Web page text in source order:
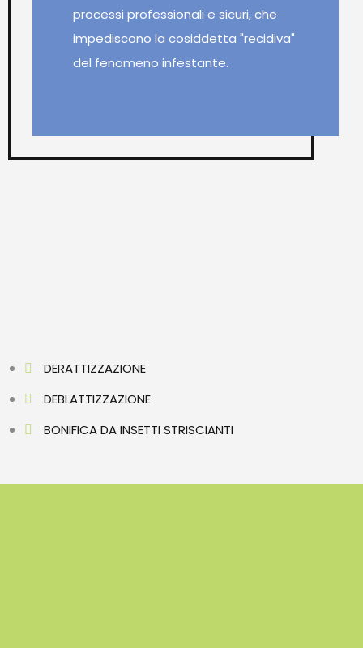
processi professionali e sicuri, che
impediscono la cosiddetta "recidiva"
del fenomeno infestante.
DERATTIZZAZIONE
DEBLATTIZZAZIONE
BONIFICA DA INSETTI STRISCIANTI